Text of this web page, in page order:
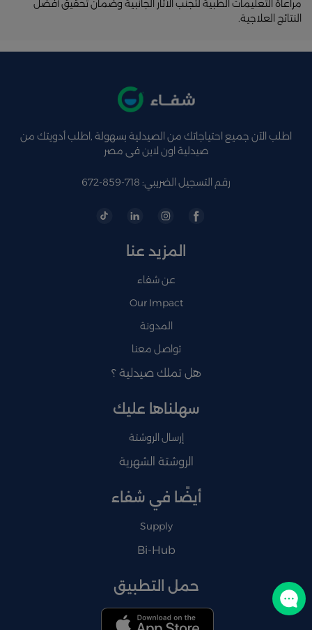
مراعاة التعليمات الطبية لتجنب الآثار الجانبية وضمان تحقيق أفضل
النتائج العلاجية.​
اطلب الآن جميع احتياجاتك من الصيدلية بسهولة ,اطلب أدويتك من
صيدلية اون لاين فى مصر
رقم التسجيل الضريبي: 718-859-672
المزيد عنا
عن شفاء
Our Impact
المدونة
تواصل معنا
هل تملك صيدلية ؟
سهلناها عليك
إرسال الروشتة
الروشتة الشهرية
أيضًا في شفاء
Supply
Bi-Hub
حمل التطبيق
تواصل معنا